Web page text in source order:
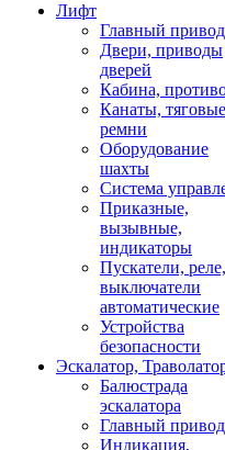
Лифт
Главный привод
Двери, приводы
дверей
Кабина,
Канаты, тяговые
ремни
Оборудование
шахты
Система
Приказные,
вызывные,
индикаторы
Пускатели, реле,
выключатели
автоматические
Устройства
безопасности
Эскалатор,
Балюстрада
эскалатора
Главный привод
Индикация,